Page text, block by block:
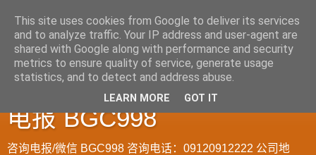
菲律宾998VISA移民公司
WWW.SRRV.DE 咨询微信/
电报 BGC998
咨询电报/微信 BGC998 咨询电话：09120912222 公司地
This site uses cookies from Google to deliver its services
and to analyze traffic. Your IP address and user-agent are
shared with Google along with performance and security
metrics to ensure quality of service, generate usage
statistics, and to detect and address abuse.
LEARN MORE GOT IT